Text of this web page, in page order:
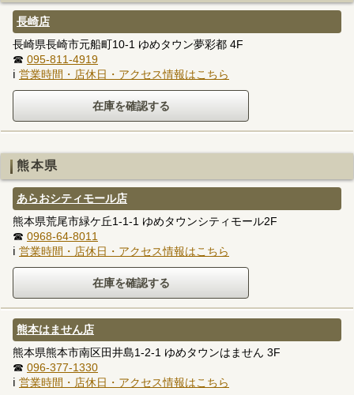
長崎店
長崎県長崎市元船町10-1 ゆめタウン夢彩都 4F
☎ 095-811-4919
ℹ 営業時間・店休日・アクセス情報はこちら
熊本県
あらおシティモール店
熊本県荒尾市緑ケ丘1-1-1 ゆめタウンシティモール2F
☎ 0968-64-8011
ℹ 営業時間・店休日・アクセス情報はこちら
熊本はません店
熊本県熊本市南区田井島1-2-1 ゆめタウンはません 3F
☎ 096-377-1330
ℹ 営業時間・店休日・アクセス情報はこちら